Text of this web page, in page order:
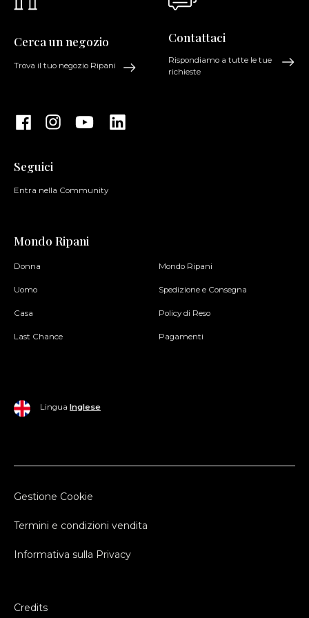
Cerca un negozio
Trova il tuo negozio Ripani
Seguici
Entra nella Community
Contattaci
Rispondiamo a tutte le tue
richieste
Mondo Ripani
Donna
Uomo
Casa
Last Chance
Mondo Ripani
Spedizione e Consegna
Policy di Reso
Pagamenti
Lingua Inglese
Gestione Cookie
Termini e condizioni vendita
Informativa sulla Privacy
Credits